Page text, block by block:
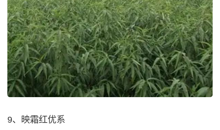
9、映霜红优系